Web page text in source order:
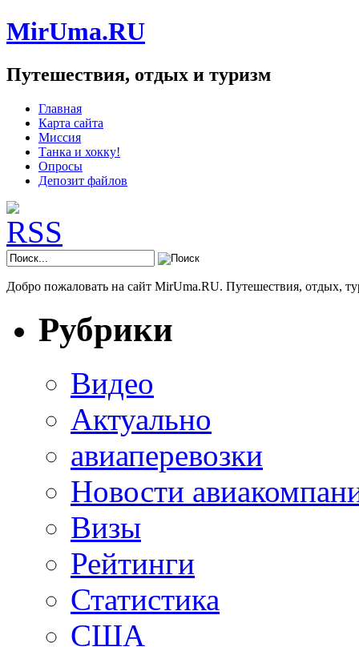
MirUma.RU
Путешествия, отдых и туризм
Главная
Карта сайта
Миссия
Танка и хокку!
Опросы
Депозит файлов
Добро пожаловать на сайт MirUma.RU. Путешествия, отдых,
Рубрики
Видео
Актуально
авиаперевозки
Новости
Визы
Рейтинги
Статистика
США